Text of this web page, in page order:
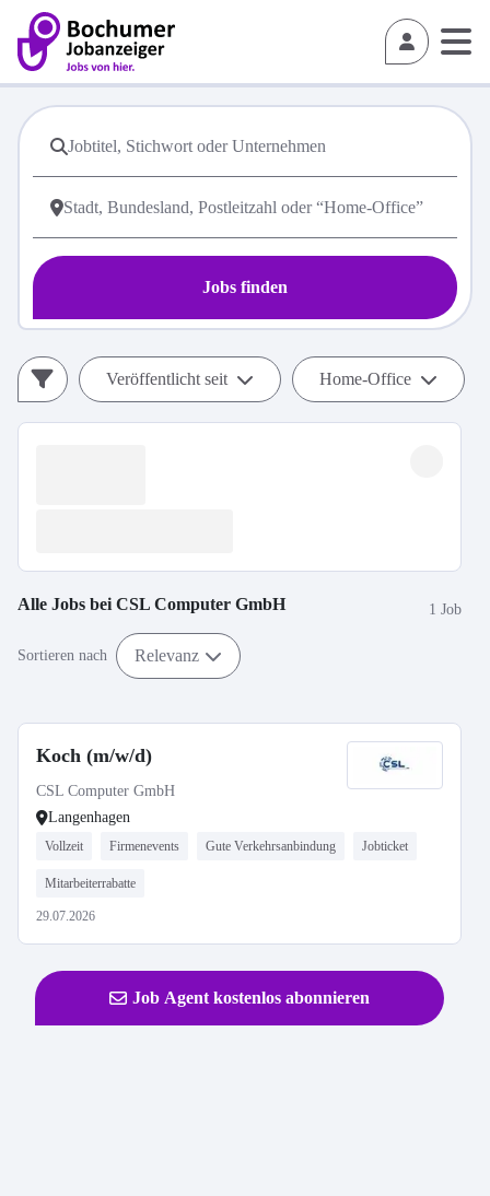
Jobs finden
Veröffentlicht seit Home-Office
Alle Jobs bei CSL Computer GmbH 1 Job
Sortieren nach Relevanz
Koch (m/w/d)
CSL Computer GmbH
Langenhagen
Vollzeit Firmenevents Gute Verkehrsanbindung Jobticket
Mitarbeiterrabatte
29.07.2026
Job Agent kostenlos abonnieren